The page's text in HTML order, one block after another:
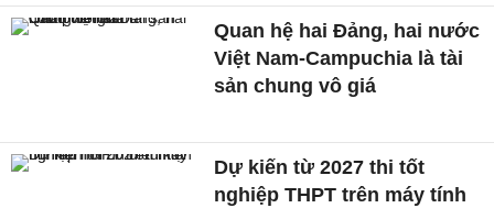
Quan hệ hai Đảng, hai nước
Việt Nam-Campuchia là tài
sản chung vô giá ​
Dự kiến từ 2027 thi tốt
nghiệp THPT trên máy tính